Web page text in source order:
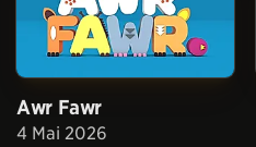
Awr Fawr
4 Mai 2026